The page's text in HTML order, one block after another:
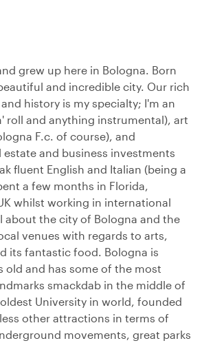
grew up here in Bologna. Born
and incredible city. Our rich
history is my specialty; I'm an
roll and anything instrumental), art
F.c. of course), and
and business investments
fluent English and Italian (being a
a few months in Florida,
whilst working in international
about the city of Bologna and the
venues with regards to arts,
its fantastic food. Bologna is
old and has some of the most
smackdab in the middle of
University in world, founded
other attractions in terms of
movements, great parks